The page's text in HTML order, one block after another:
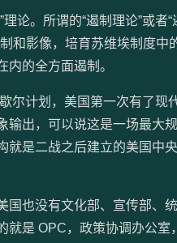
论。所谓的“遏制理论”或者“
和影像，培育苏维埃制度中
的全方面遏制。
尔计划，美国第一次有了现
输出，可以说这是一场最大规
就是二战之后建立的美国中央
国也没有文化部、宣传部、统
是 OPC，政策协调办公室，